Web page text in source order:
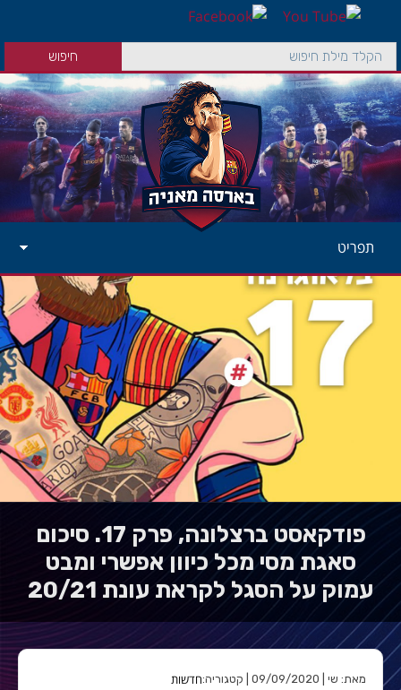
תפריט
פודקאסט ברצלונה, פרק 17. סיכום
סאגת מסי מכל כיוון אפשרי ומבט
עמוק על הסגל לקראת עונת 20/21
מאת: שי | 09/09/2020 | קטגוריה: חדשות